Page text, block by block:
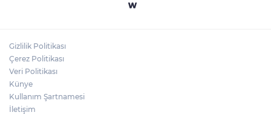
Gizlilik Politikası
Çerez Politikası
Veri Politikası
Künye
Kullanım Şartnamesi
İletişim